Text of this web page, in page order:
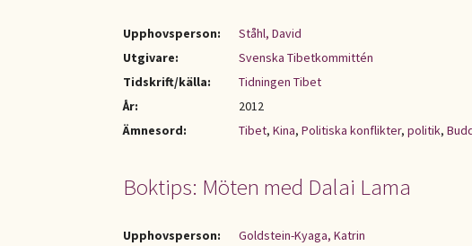
Upphovsperson:
Ståhl, David
Utgivare:
Svenska Tibetkommittén
Tidskrift/källa:
Tidningen Tibet
År:
2012
Ämnesord:
Tibet, Kina, Politiska konflikter, politik,
Boktips: Möten med Dalai Lama
Upphovsperson: Goldstein-Kyaga, Katrin